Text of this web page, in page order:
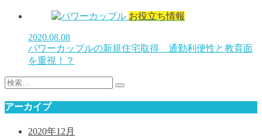
お役立ち情報
2020.08.08
パワーカップルの新規住宅取得 通勤利便性と教育面
を重視！？
検
アーカイブ
2020年12月